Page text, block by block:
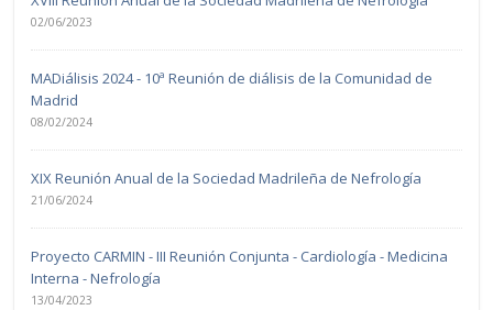
02/06/2023
MADiálisis 2024 - 10ª Reunión de diálisis de la Comunidad de
Madrid
08/02/2024
XIX Reunión Anual de la Sociedad Madrileña de Nefrología
21/06/2024
Proyecto CARMIN - III Reunión Conjunta - Cardiología - Medicina
Interna - Nefrología
13/04/2023